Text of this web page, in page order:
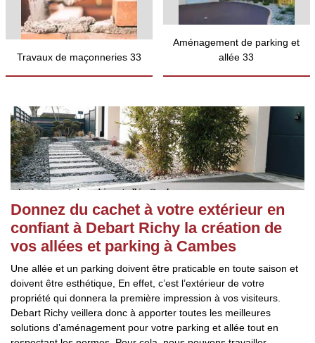
Travaux de maçonneries 33
Aménagement de parking et
allée 33
Donnez du cachet à votre extérieur en
confiant à Debart Richy la création de
vos allées et parking à Cambes
Une allée et un parking doivent être praticable en toute saison et
doivent être esthétique, En effet, c’est l’extérieur de votre
propriété qui donnera la première impression à vos visiteurs.
Debart Richy veillera donc à apporter toutes les meilleures
solutions d’aménagement pour votre parking et allée tout en